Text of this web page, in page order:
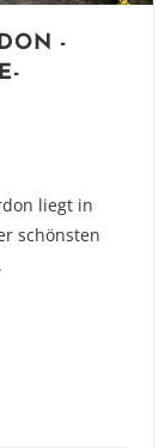
-
liegt in
schönsten